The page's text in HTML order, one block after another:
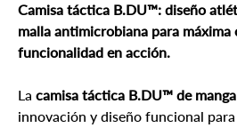
Camisa táctica B.DU™: diseño
malla antimicrobiana para máxima
funcionalidad en acción.
La camisa táctica B.DU™ de
innovación y diseño funcional